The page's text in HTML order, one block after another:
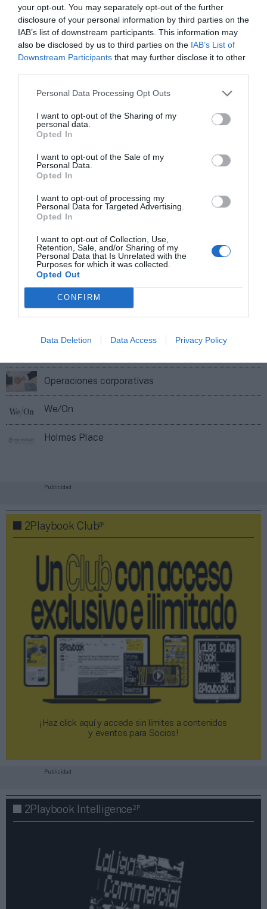
your opt-out. You may separately opt-out of the further
disclosure of your personal information by third parties on the
IAB’s list of downstream participants. This information may
also be disclosed by us to third parties on the IAB’s List of
Downstream Participants that may further disclose it to other
Personal Data Processing Opt Outs
I want to opt-out of the Sharing of my
personal data.
Opted In
I want to opt-out of the Sale of my
Personal Data.
Opted In
I want to opt-out of processing my
Personal Data for Targeted Advertising.
Opted In
I want to opt-out of Collection, Use,
Retention, Sale, and/or Sharing of my
Personal Data that Is Unrelated with the
Purposes for which it was collected.
Opted Out
CONFIRM
Data Deletion Data Access Privacy Policy
Operaciones corporativas
We/On
Holmes Place
el país, que en 2022 pagóalgo menos de 7 millones de
euros por los cinco gimnasios de Holmes Place que
compró a la familia Fisher.
inteligencia de mercado de 2Playbook, cuya plataforma
de una treintena de gestoras de instalaciones
deportivas y un mapa con más de 4.000 centros
deportivos indexados. Si quieres más información,
intelligence@2playbook.com.
de forma gratuita
Mantente informado con las últimas noticias de actualidad.
Compartir
Imprimir
Publicidad
2Playbook Club2P
¡Haz click aquí y accede sin límites a contenidos
y eventos para Socios!​​​​​​​
Publicidad
2Playbook Intelligence2P